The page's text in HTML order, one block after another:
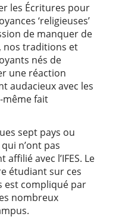
les Écritures pour
‘religieuses’
de manquer de
nos traditions et
nés de
une réaction
audacieux avec les
même fait
sept pays ou
n’ont pas
avec l’IFES. Le
étudiant sur ces
est compliqué par
nombreux